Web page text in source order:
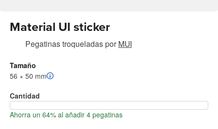
Material UI sticker
Pegatinas troqueladaspor MUI
Tamaño
56 × 50 mm
Cantidad
Ahorra un 64% al añadir 4 pegatinas